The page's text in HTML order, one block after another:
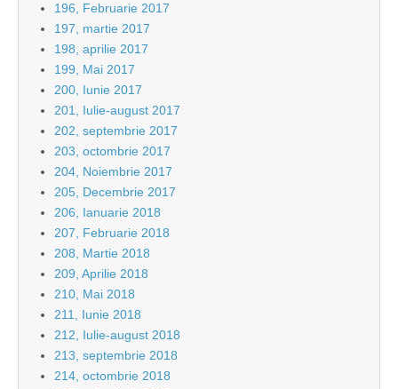
196, Februarie 2017
197, martie 2017
198, aprilie 2017
199, Mai 2017
200, Iunie 2017
201, Iulie-august 2017
202, septembrie 2017
203, octombrie 2017
204, Noiembrie 2017
205, Decembrie 2017
206, Ianuarie 2018
207, Februarie 2018
208, Martie 2018
209, Aprilie 2018
210, Mai 2018
211, Iunie 2018
212, Iulie-august 2018
213, septembrie 2018
214, octombrie 2018